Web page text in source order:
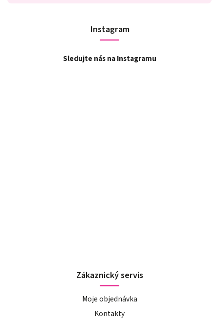
Instagram
Sledujte nás na Instagramu
Zákaznický servis
Moje objednávka
Kontakty